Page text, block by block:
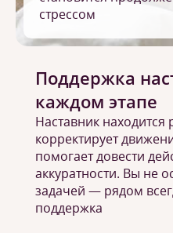
стрессом
Поддержка
каждом этапе
Наставник
корректирует
помогает довести
аккуратности. Вы не
задачей — рядом
поддержка